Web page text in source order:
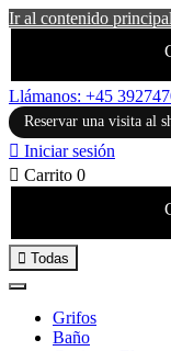
Ir al contenido principal
Llámanos: +45
Reservar una visita al
 Iniciar sesión
 Carrito 0
 Todas
Grifos
Baño